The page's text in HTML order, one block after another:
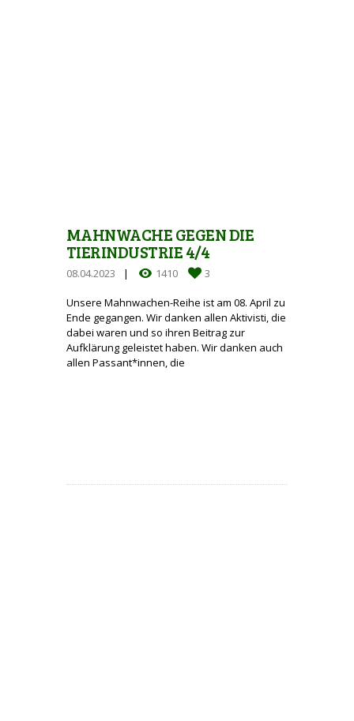
MAHNWACHE GEGEN DIE
TIERINDUSTRIE 4/4
08.04.2023 1410 3
Unsere Mahnwachen-Reihe ist am 08. April zu
Ende gegangen. Wir danken allen Aktivisti, die
dabei waren und so ihren Beitrag zur
Aufklärung geleistet haben. Wir danken auch
allen Passant*innen, die